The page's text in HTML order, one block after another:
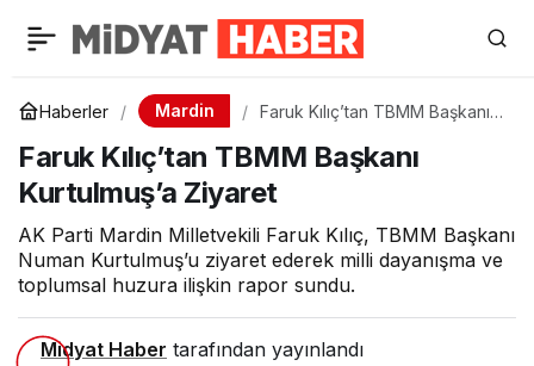
Haberler Mardin
Faruk Kılıç’tan TBMM Başkanı
Faruk Kılıç’tan TBMM Başkanı
Kurtulmuş’a Ziyaret
AK Parti Mardin Milletvekili Faruk Kılıç, TBMM Başkanı
Numan Kurtulmuş’u ziyaret ederek milli dayanışma ve
toplumsal huzura ilişkin rapor sundu.
Midyat Haber tarafından yayınlandı